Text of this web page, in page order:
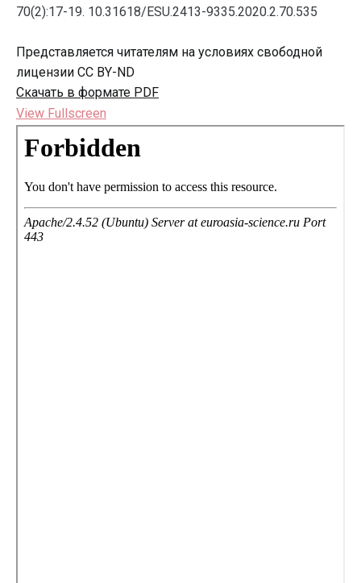
70(2):17-19. 10.31618/ESU.2413-9335.2020.2.70.535
Представляется читателям на условиях свободной
лицензии CC BY-ND
Скачать в формате PDF
View Fullscreen
Перейти
содержимому